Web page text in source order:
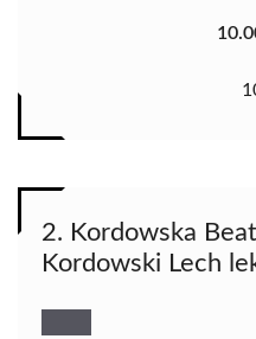
2. Kordowska
Kordowski Lech